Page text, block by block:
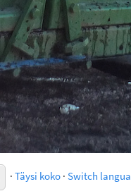
· Täysi koko · Switch